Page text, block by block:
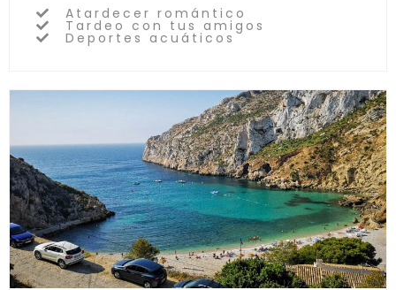
Atardecer romántico
Tardeo con tus amigos
Deportes acuáticos